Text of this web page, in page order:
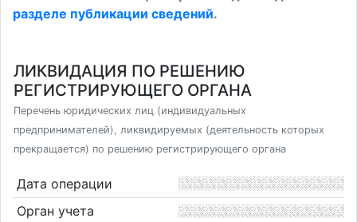
разделе публикации сведений.
ЛИКВИДАЦИЯ ПО РЕШЕНИЮ
РЕГИСТРИРУЮЩЕГО ОРГАНА
Перечень юридических лиц (индивидуальных
предпринимателей), ликвидируемых (деятельность которых
прекращается) по решению регистрирующего органа
Дата операции
Орган учета